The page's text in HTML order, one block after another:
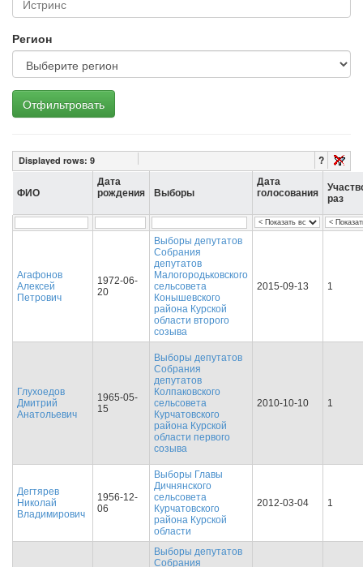
Регион
Отфильтровать
Displayed rows: 9 ?
ФИО
Дата
рождения
Выборы
Дата
голосования
раз
Агафонов
Алексей
Петрович
1972-06-
20
Выборы депутатов
Собрания
депутатов
Малогородьковского
сельсовета
Конышевского
района Курской
области второго
созыва
2015-09-13 1
Глухоедов
Дмитрий
Анатольевич
1965-05-
15
Выборы депутатов
Собрания
депутатов
Колпаковского
сельсовета
Курчатовского
района Курской
области первого
созыва
2010-10-10 1
Дегтярев
Николай
Владимирович
1956-12-
06
Выборы Главы
Дичнянского
сельсовета
Курчатовского
района Курской
области
2012-03-04 1
Выборы депутатов
Собрания